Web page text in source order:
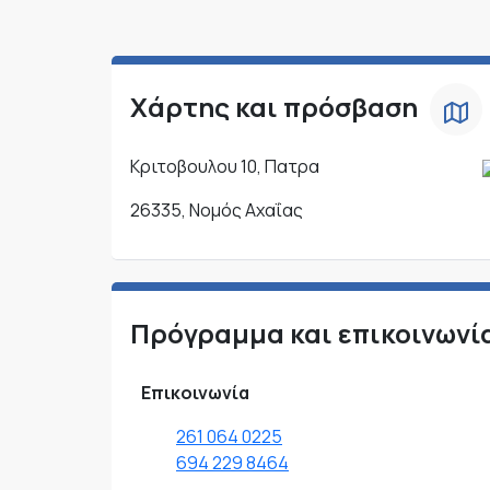
Χάρτης και πρόσβαση
Κριτοβουλου 10, Πατρα
26335, Νομός Αχαΐας
Πρόγραμμα και
Επικοινωνία
261 064 0225
694 229 8464